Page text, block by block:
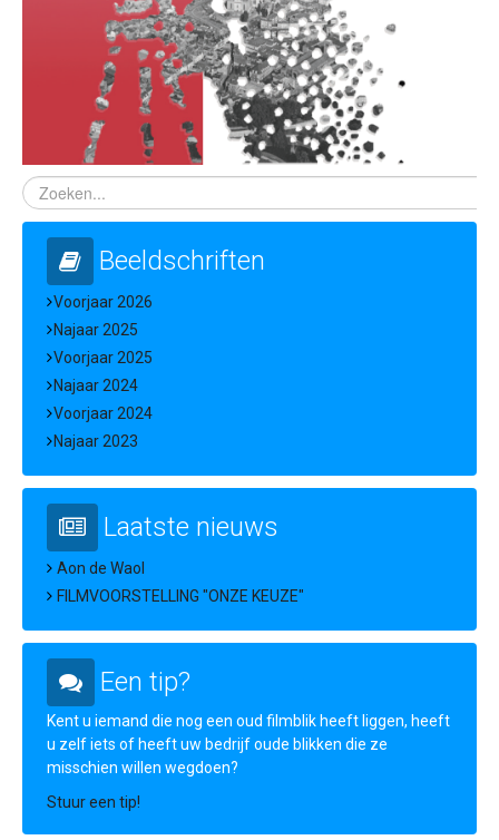
Beeldschriften
Voorjaar 2026
Najaar 2025
Voorjaar 2025
Najaar 2024
Voorjaar 2024
Najaar 2023
Laatste nieuws
Aon de Waol
FILMVOORSTELLING "ONZE KEUZE"
Een tip?
Kent u iemand die nog een oud filmblik heeft liggen, heeft
u zelf iets of heeft uw bedrijf oude blikken die ze
misschien willen wegdoen?
Stuur een tip!